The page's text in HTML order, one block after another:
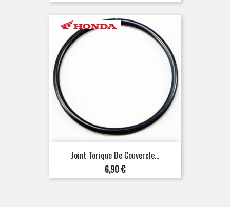
Joint Torique De Couvercle...
Prix
6,90 €